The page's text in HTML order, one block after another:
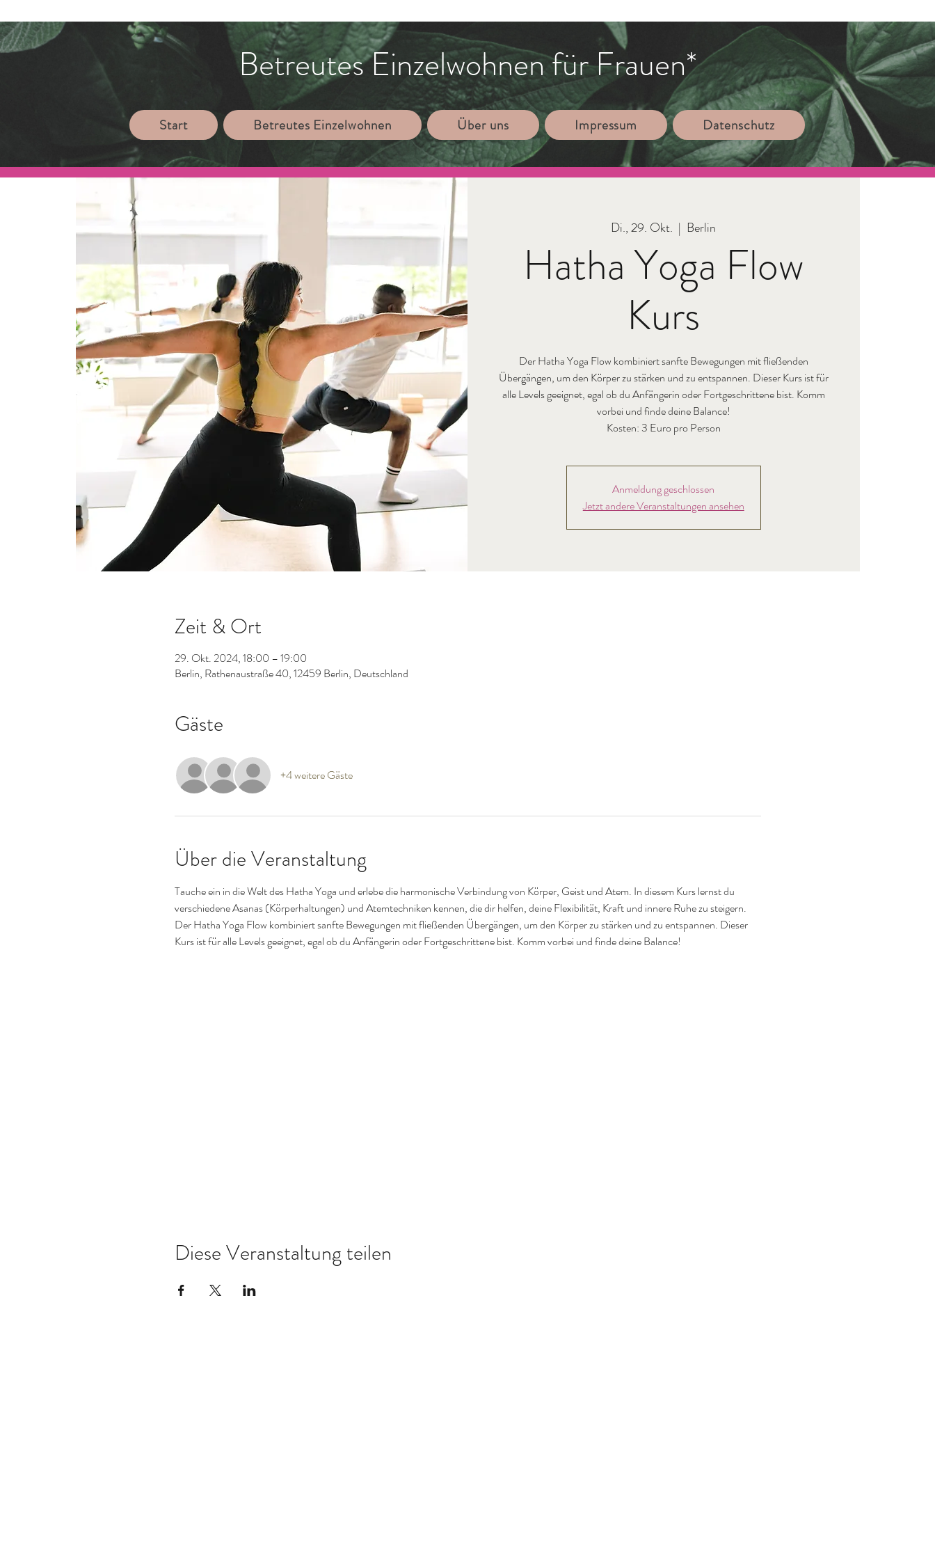
Betreutes Einzelwohnen für Frauen*
Start Betreutes Einzelwohnen Über uns Impressum Datenschutz
Di., 29. Okt.
  |
Berlin
Hatha Yoga Flow
Kurs
Der Hatha Yoga Flow kombiniert sanfte Bewegungen mit fließenden
Übergängen, um den Körper zu stärken und zu entspannen. Dieser Kurs ist für
alle Levels geeignet, egal ob du Anfängerin oder Fortgeschrittene bist. Komm
vorbei und finde deine Balance!
Kosten: 3 Euro pro Person
Anmeldung geschlossen
Jetzt andere Veranstaltungen ansehen
Zeit & Ort
29. Okt. 2024, 18:00 – 19:00
Berlin, Rathenaustraße 40, 12459 Berlin, Deutschland
Gäste
+4 weitere Gäste
Über die Veranstaltung
Tauche ein in die Welt des Hatha Yoga und erlebe die harmonische Verbindung von Körper, Geist und Atem. In diesem Kurs lernst du
verschiedene Asanas (Körperhaltungen) und Atemtechniken kennen, die dir helfen, deine Flexibilität, Kraft und innere Ruhe zu steigern.
Der Hatha Yoga Flow kombiniert sanfte Bewegungen mit fließenden Übergängen, um den Körper zu stärken und zu entspannen. Dieser
Kurs ist für alle Levels geeignet, egal ob du Anfängerin oder Fortgeschrittene bist. Komm vorbei und finde deine Balance!
Diese Veranstaltung teilen